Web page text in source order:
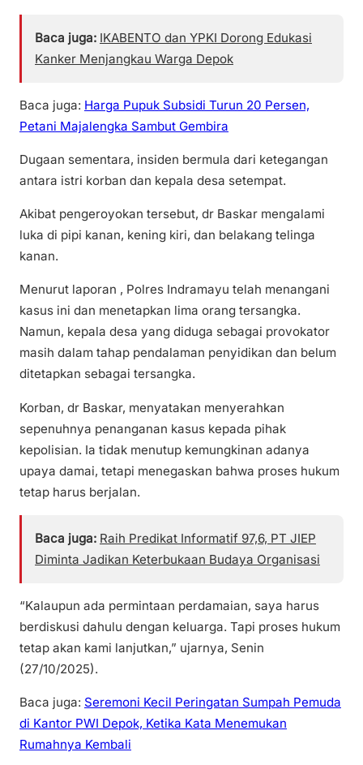
Baca juga: IKABENTO dan YPKI Dorong Edukasi
Kanker Menjangkau Warga Depok
Baca juga: Harga Pupuk Subsidi Turun 20 Persen,
Petani Majalengka Sambut Gembira
Dugaan sementara, insiden bermula dari ketegangan
antara istri korban dan kepala desa setempat.
Akibat pengeroyokan tersebut, dr Baskar mengalami
luka di pipi kanan, kening kiri, dan belakang telinga
kanan.
Menurut laporan , Polres Indramayu telah menangani
kasus ini dan menetapkan lima orang tersangka.
Namun, kepala desa yang diduga sebagai provokator
masih dalam tahap pendalaman penyidikan dan belum
ditetapkan sebagai tersangka.
Korban, dr Baskar, menyatakan menyerahkan
sepenuhnya penanganan kasus kepada pihak
kepolisian. Ia tidak menutup kemungkinan adanya
upaya damai, tetapi menegaskan bahwa proses hukum
tetap harus berjalan.
Baca juga: Raih Predikat Informatif 97,6, PT JIEP
Diminta Jadikan Keterbukaan Budaya Organisasi
“Kalaupun ada permintaan perdamaian, saya harus
berdiskusi dahulu dengan keluarga. Tapi proses hukum
tetap akan kami lanjutkan,” ujarnya, Senin
(27/10/2025).
Baca juga: Seremoni Kecil Peringatan Sumpah Pemuda
di Kantor PWI Depok, Ketika Kata Menemukan
Rumahnya Kembali